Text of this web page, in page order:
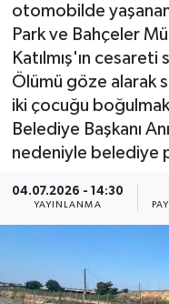
otomobilde
Park ve Bahçeler
Katılmış'ın
Ölümü göze alarak
iki çocuğu
Belediye Başkanı
nedeniyle belediye
04.07.2026 - 14:30
YAYINLANMA
Eğitim
Kültür Sanat
Spor
Tüm Manşetler
Son Dakika
Haber Arşivi